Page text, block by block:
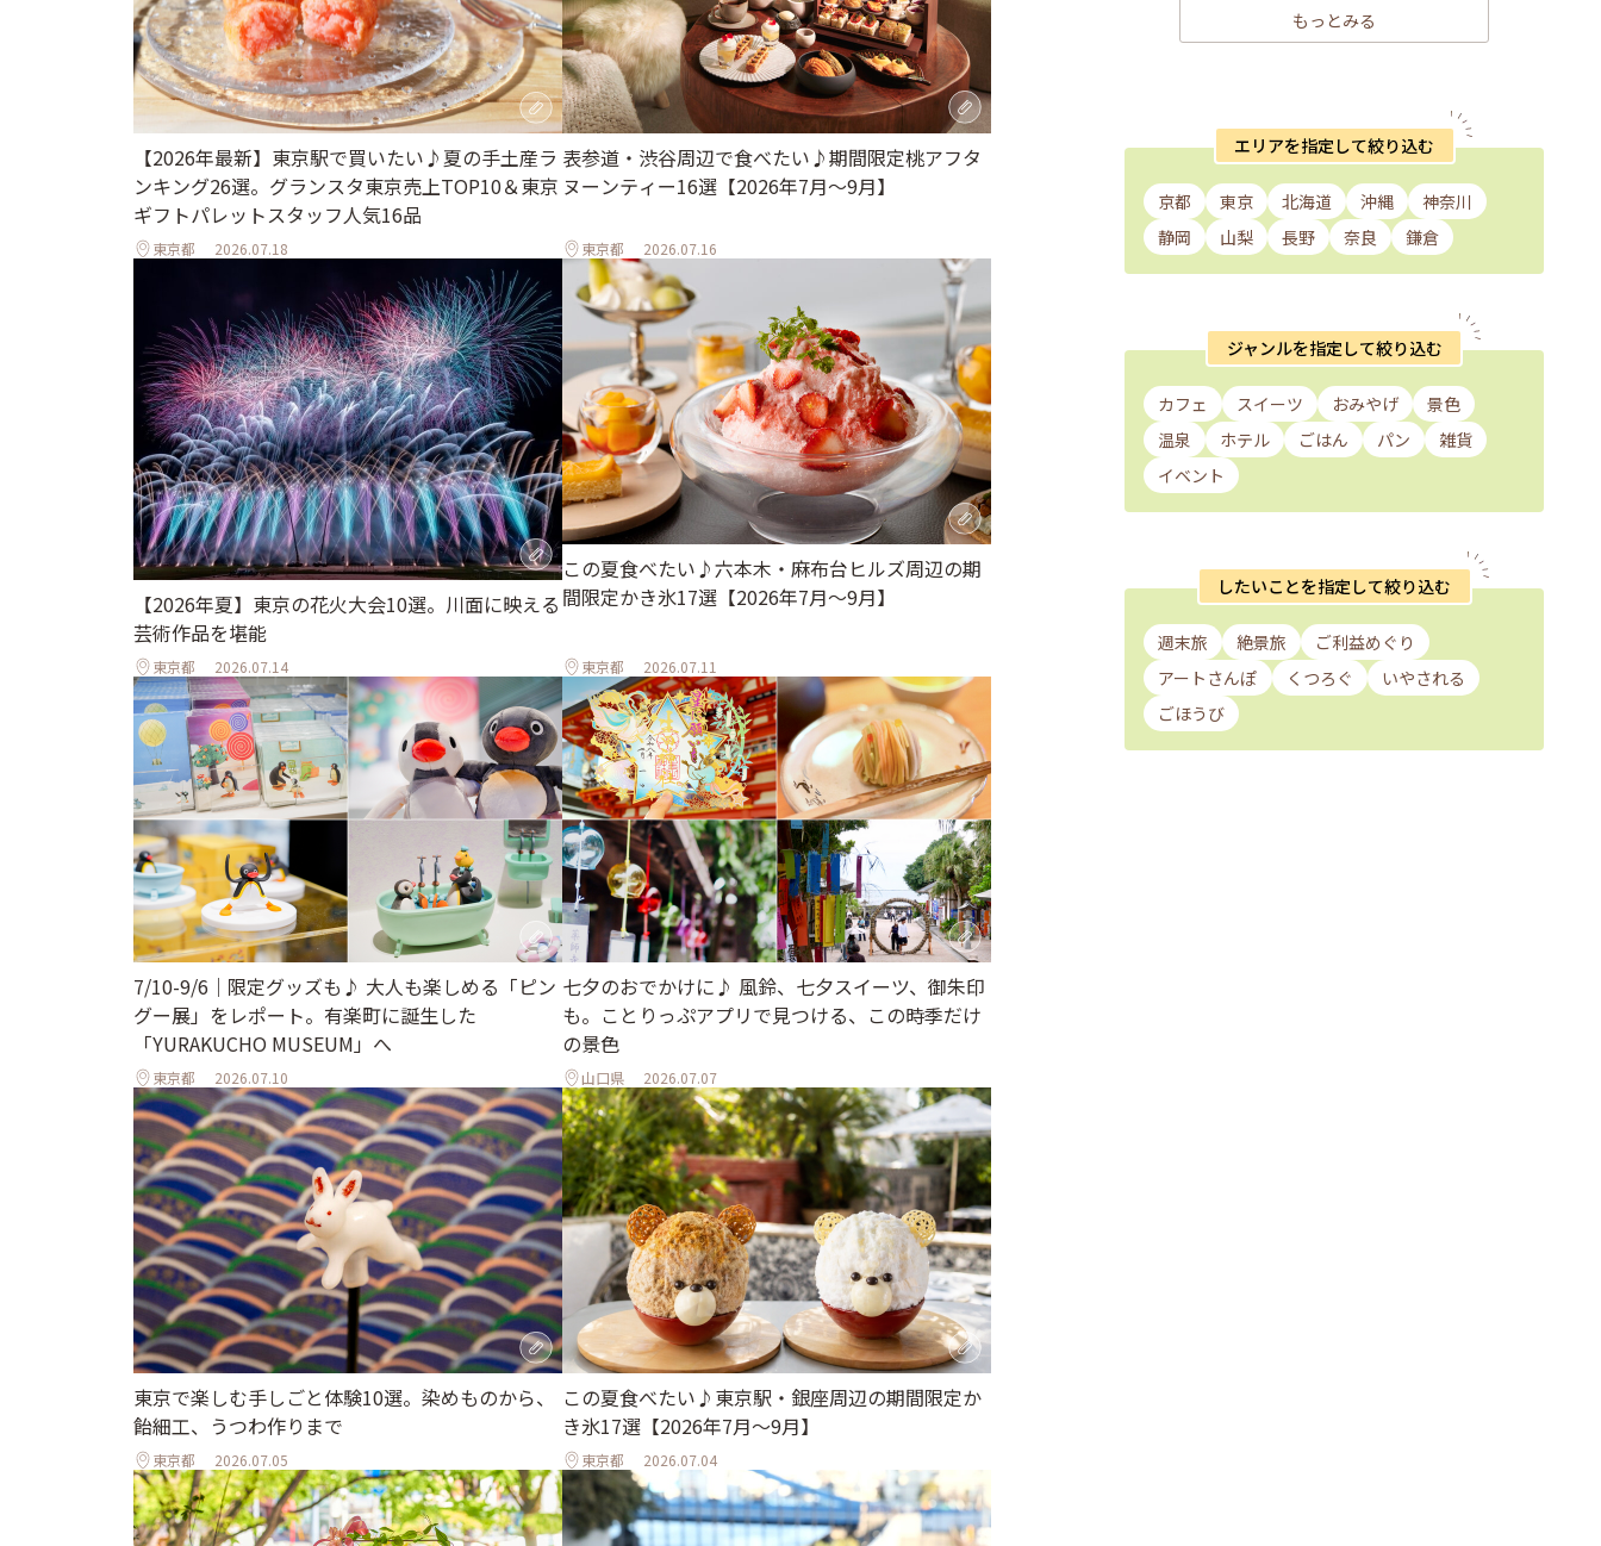
【2026年最新】東京駅で買いたい♪夏の手土産ラ
ンキング26選。グランスタ東京売上TOP10＆東京
ギフトパレットスタッフ人気16品
東京都 2026.07.18
表参道・渋谷周辺で食べたい♪期間限定桃アフタ
ヌーンティー16選【2026年7月～9月】
東京都 2026.07.16
【2026年夏】東京の花火大会10選。川面に映える
芸術作品を堪能
東京都 2026.07.14
この夏食べたい♪六本木・麻布台ヒルズ周辺の期
間限定かき氷17選【2026年7月～9月】
東京都 2026.07.11
7/10-9/6｜限定グッズも♪ 大人も楽しめる「ピン
グー展」をレポート。有楽町に誕生した
「YURAKUCHO MUSEUM」へ
東京都 2026.07.10
七夕のおでかけに♪ 風鈴、七夕スイーツ、御朱印
も。ことりっぷアプリで見つける、この時季だけ
の景色
山口県 2026.07.07
東京で楽しむ手しごと体験10選。染めものから、
飴細工、うつわ作りまで
東京都 2026.07.05
この夏食べたい♪東京駅・銀座周辺の期間限定か
き氷17選【2026年7月～9月】
東京都 2026.07.04
もっとみる
エリアを指定して絞り込む
京都 東京 北海道 沖縄
神奈川
静岡
山梨 長野 奈良 鎌倉
ジャンルを指定して絞り込む
カフェ スイーツ おみやげ
景色
温泉
ホテル ごはん パン
雑貨
イベント
したいことを指定して絞り込む
週末旅 絶景旅
ご利益めぐり
アートさんぽ
くつろぐ
いやされる
ごほうび